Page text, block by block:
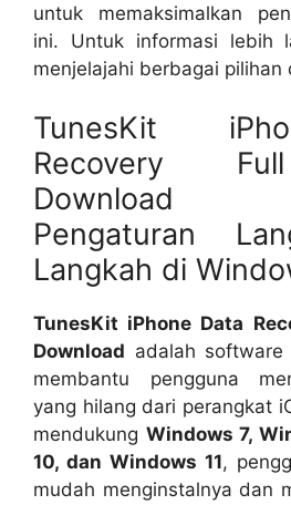
untuk memaksimalkan
ini. Untuk informasi lebih
menjelajahi berbagai pilihan
TunesKit
Recovery
Download
Pengaturan
Langkah di
TunesKit iPhone Data
Download adalah
membantu pengguna
yang hilang dari perangkat
mendukung Windows 7,
10, dan Windows 11,
mudah menginstalnya dan